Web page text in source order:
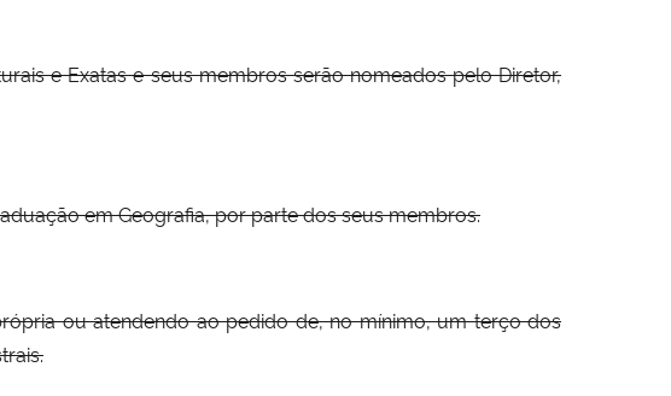
e Exatas e seus membros serão nomeados pelo Diretor,
em Geografia, por parte dos seus membros.
ou atendendo ao pedido de, no mínimo, um terço dos